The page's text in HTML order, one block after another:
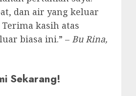
dan air yang keluar
kasih atas
biasa ini.” – Bu Rina,
Sekarang!